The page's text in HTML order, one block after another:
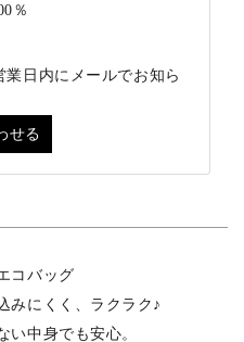
％
業日内にメールでお知ら
せる
コバッグ
みにくく、ラクラク♪
い中身でも安心。